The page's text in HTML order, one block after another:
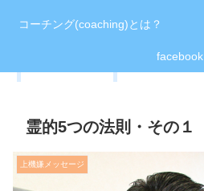
コーチング(coaching)とは？
facebook
霊的5つの法則・その１
上機嫌メッセージ